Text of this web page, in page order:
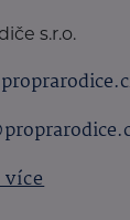
s.r.o.